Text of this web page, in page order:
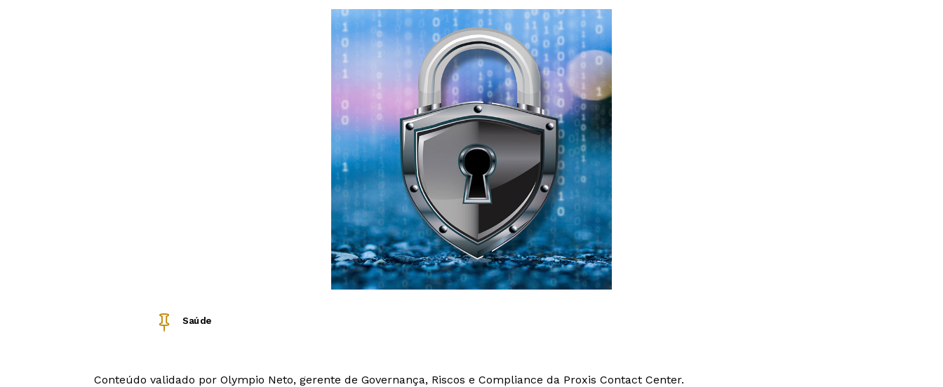
 Saúde
Conteúdo validado por Olympio Neto, gerente de Governança, Riscos e Compliance da Proxis Contact Center.